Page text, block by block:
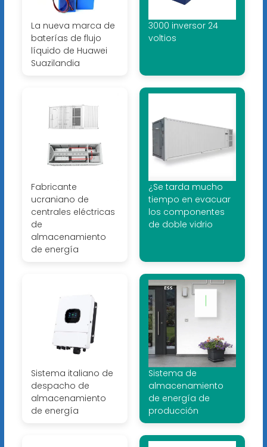
La nueva marca de
baterías de flujo
líquido de Huawei
Suazilandia
3000 inversor 24
voltios
Fabricante
ucraniano de
centrales eléctricas
de
almacenamiento
de energía
¿Se tarda mucho
tiempo en evacuar
los componentes
de doble vidrio
Sistema italiano de
despacho de
almacenamiento
de energía
Sistema de
almacenamiento
de energía de
producción